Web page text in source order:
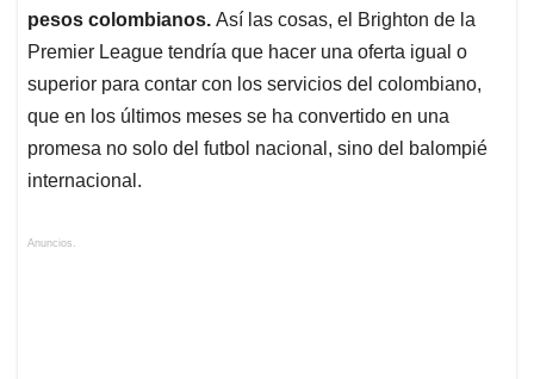
pesos colombianos. Así las cosas, el Brighton de la
Premier League tendría que hacer una oferta igual o
superior para contar con los servicios del colombiano,
que en los últimos meses se ha convertido en una
promesa no solo del futbol nacional, sino del balompié
internacional.
Anuncios.